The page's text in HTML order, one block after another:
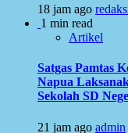
18 jam ago
1 min read
Artikel
Satgas Pamtas
Napua
Sekolah SD
21 jam ago admin